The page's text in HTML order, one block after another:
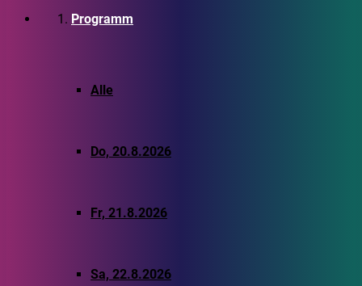
Programm
Alle
Do, 20.8.2026
Fr, 21.8.2026
Sa, 22.8.2026